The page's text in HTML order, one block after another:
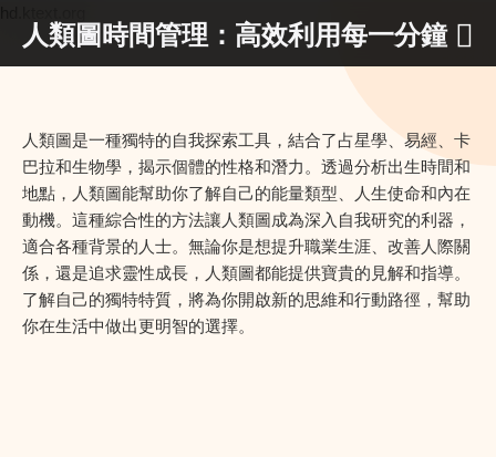
人類圖時間管理：高效利用每一分鐘
人類圖是一種獨特的自我探索工具，結合了占星學、易經、卡
巴拉和生物學，揭示個體的性格和潛力。透過分析出生時間和
地點，人類圖能幫助你了解自己的能量類型、人生使命和內在
動機。這種綜合性的方法讓人類圖成為深入自我研究的利器，
適合各種背景的人士。無論你是想提升職業生涯、改善人際關
係，還是追求靈性成長，人類圖都能提供寶貴的見解和指導。
了解自己的獨特特質，將為你開啟新的思維和行動路徑，幫助
你在生活中做出更明智的選擇。